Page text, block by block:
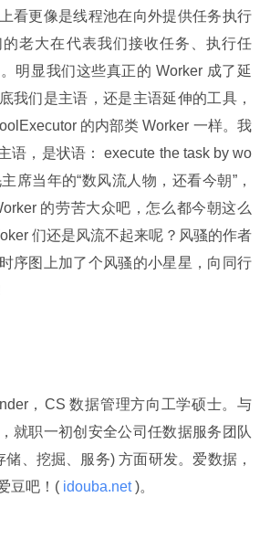
看更像是线程池在向外提供任务执行
老大在代表我们接收任务、执行任
明显我们这些真正的 Worker 成了延
我们是主语，还是主语延伸的工具，
的内部类 Worker 一样。我
语，是状语： execute the task by wo
席当年的“数风流人物，还看今朝”，
的劳苦大众吧，怎么都今朝这么
们还是风流不起来呢？风骚的作者
序图上加了个风骚的小星星，向同行
，‍CS 数据管理方向工学硕士。与
就职一初创安全公司任数据服务团队
、挖掘、服务) 方面研发。爱数据，
豆吧！( idouba.net )。